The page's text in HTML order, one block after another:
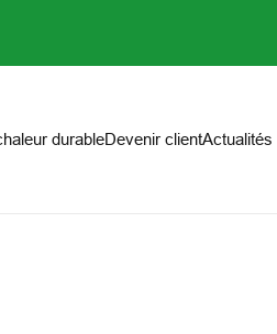
durableDevenir clientActualités